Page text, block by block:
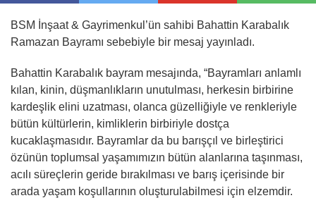
BSM İnşaat & Gayrimenkul’ün sahibi Bahattin Karabalık
Ramazan Bayramı sebebiyle bir mesaj yayınladı.
Bahattin Karabalık bayram mesajında, “Bayramları anlamlı
kılan, kinin, düşmanlıkların unutulması, herkesin birbirine
kardeşlik elini uzatması, olanca güzelliğiyle ve renkleriyle
bütün kültürlerin, kimliklerin birbiriyle dostça
kucaklaşmasıdır. Bayramlar da bu barışçıl ve birleştirici
özünün toplumsal yaşamımızın bütün alanlarına taşınması,
acılı süreçlerin geride bırakılması ve barış içerisinde bir
arada yaşam koşullarının oluşturulabilmesi için elzemdir.